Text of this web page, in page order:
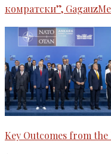
комратски”,
Key Outcomes from